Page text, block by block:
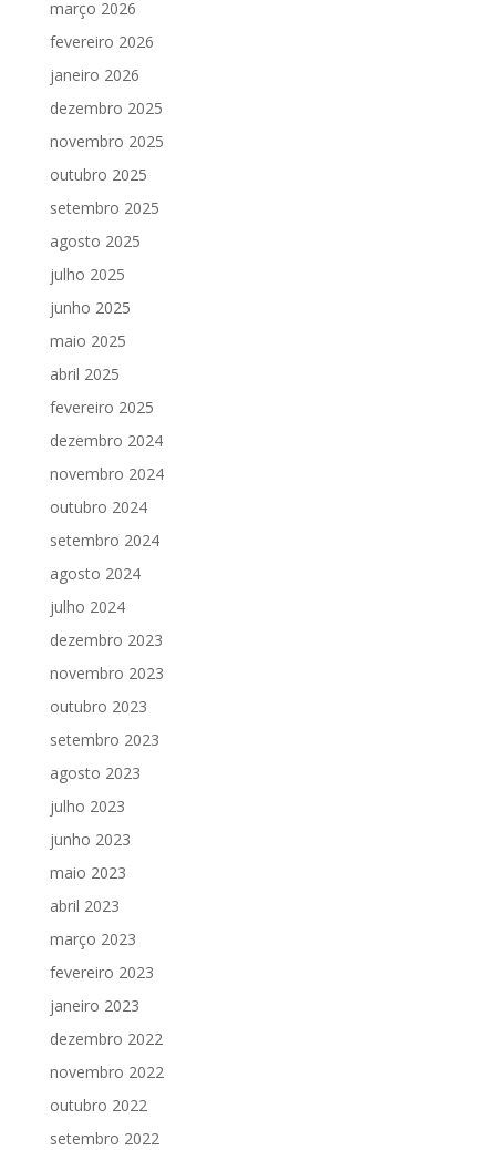
março 2026
fevereiro 2026
janeiro 2026
dezembro 2025
novembro 2025
outubro 2025
setembro 2025
agosto 2025
julho 2025
junho 2025
maio 2025
abril 2025
fevereiro 2025
dezembro 2024
novembro 2024
outubro 2024
setembro 2024
agosto 2024
julho 2024
dezembro 2023
novembro 2023
outubro 2023
setembro 2023
agosto 2023
julho 2023
junho 2023
maio 2023
abril 2023
março 2023
fevereiro 2023
janeiro 2023
dezembro 2022
novembro 2022
outubro 2022
setembro 2022